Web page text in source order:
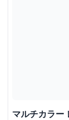
マルチカラー